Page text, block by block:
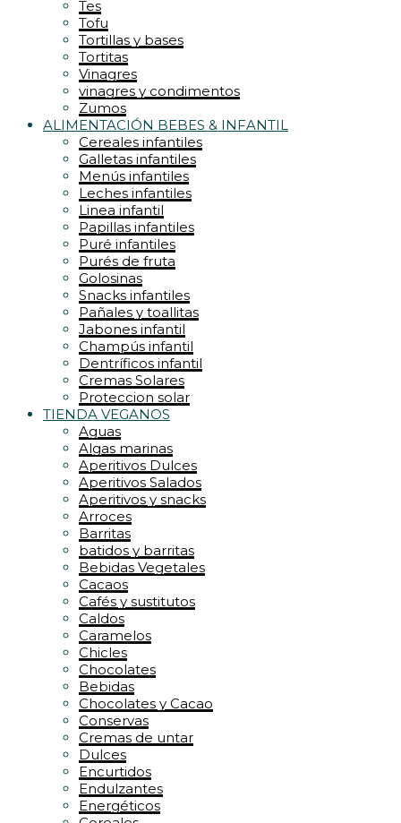
Tes
Tofu
Tortillas y bases
Tortitas
Vinagres
vinagres y condimentos
Zumos
ALIMENTACIÓN BEBES & INFANTIL
Cereales infantiles
Galletas infantiles
Menús infantiles
Leches infantiles
Linea infantil
Papillas infantiles
Puré infantiles
Purés de fruta
Golosinas
Snacks infantiles
Pañales y toallitas
Jabones infantil
Champús infantil
Dentríficos infantil
Cremas Solares
Proteccion solar
TIENDA VEGANOS
Aguas
Algas marinas
Aperitivos Dulces
Aperitivos Salados
Aperitivos y snacks
Arroces
Barritas
batidos y barritas
Bebidas Vegetales
Cacaos
Cafés y sustitutos
Caldos
Caramelos
Chicles
Chocolates
Bebidas
Chocolates y Cacao
Conservas
Cremas de untar
Dulces
Encurtidos
Endulzantes
Energéticos